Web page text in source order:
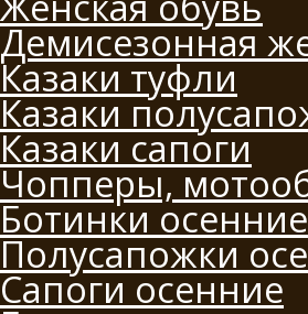
Демисезонная
Казаки туфли
Казаки
Казаки сапоги
Чопперы,
Ботинки осенние
Полусапожки
Сапоги осенние